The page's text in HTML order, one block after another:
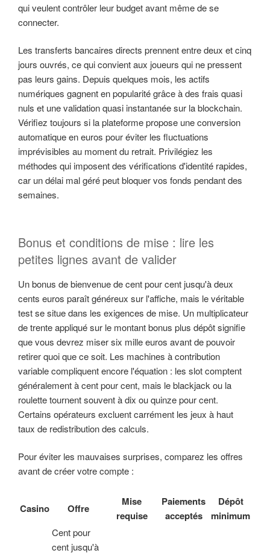
qui veulent contrôler leur budget avant même de se
connecter.
Les transferts bancaires directs prennent entre deux et cinq
jours ouvrés, ce qui convient aux joueurs qui ne pressent
pas leurs gains. Depuis quelques mois, les actifs
numériques gagnent en popularité grâce à des frais quasi
nuls et une validation quasi instantanée sur la blockchain.
Vérifiez toujours si la plateforme propose une conversion
automatique en euros pour éviter les fluctuations
imprévisibles au moment du retrait. Privilégiez les
méthodes qui imposent des vérifications d'identité rapides,
car un délai mal géré peut bloquer vos fonds pendant des
semaines.
Bonus et conditions de mise : lire les
petites lignes avant de valider
Un bonus de bienvenue de cent pour cent jusqu'à deux
cents euros paraît généreux sur l'affiche, mais le véritable
test se situe dans les exigences de mise. Un multiplicateur
de trente appliqué sur le montant bonus plus dépôt signifie
que vous devrez miser six mille euros avant de pouvoir
retirer quoi que ce soit. Les machines à contribution
variable compliquent encore l'équation : les slot comptent
généralement à cent pour cent, mais le blackjack ou la
roulette tournent souvent à dix ou quinze pour cent.
Certains opérateurs excluent carrément les jeux à haut
taux de redistribution des calculs.
Pour éviter les mauvaises surprises, comparez les offres
avant de créer votre compte :
Casino Offre
Mise
requise
Paiements
acceptés
Dépôt
minimum
Cent pour
cent jusqu'à